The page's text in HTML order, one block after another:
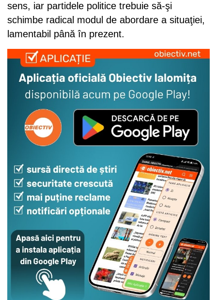
sens, iar partidele politice trebuie să-şi
schimbe radical modul de abordare a situaţiei,
lamentabil până în prezent.